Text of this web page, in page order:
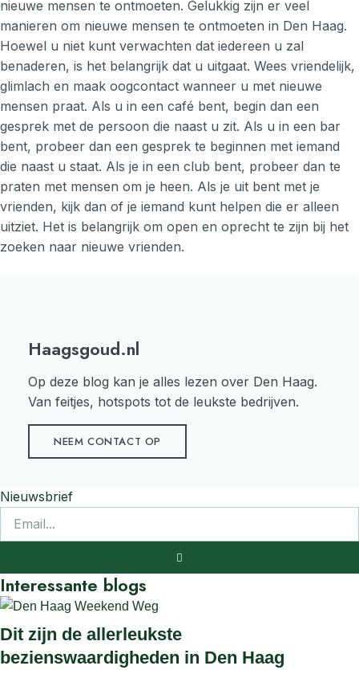
nieuwe mensen te ontmoeten. Gelukkig zijn er veel
manieren om nieuwe mensen te ontmoeten in Den Haag.
Hoewel u niet kunt verwachten dat iedereen u zal
benaderen, is het belangrijk dat u uitgaat. Wees vriendelijk,
glimlach en maak oogcontact wanneer u met nieuwe
mensen praat. Als u in een café bent, begin dan een
gesprek met de persoon die naast u zit. Als u in een bar
bent, probeer dan een gesprek te beginnen met iemand
die naast u staat. Als je in een club bent, probeer dan te
praten met mensen om je heen. Als je uit bent met je
vrienden, kijk dan of je iemand kunt helpen die er alleen
uitziet. Het is belangrijk om open en oprecht te zijn bij het
zoeken naar nieuwe vrienden.
Haagsgoud.nl
Op deze blog kan je alles lezen over Den Haag.
Van feitjes, hotspots tot de leukste bedrijven.
NEEM CONTACT OP
Nieuwsbrief
Interessante blogs
Dit zijn de allerleukste
bezienswaardigheden in Den Haag